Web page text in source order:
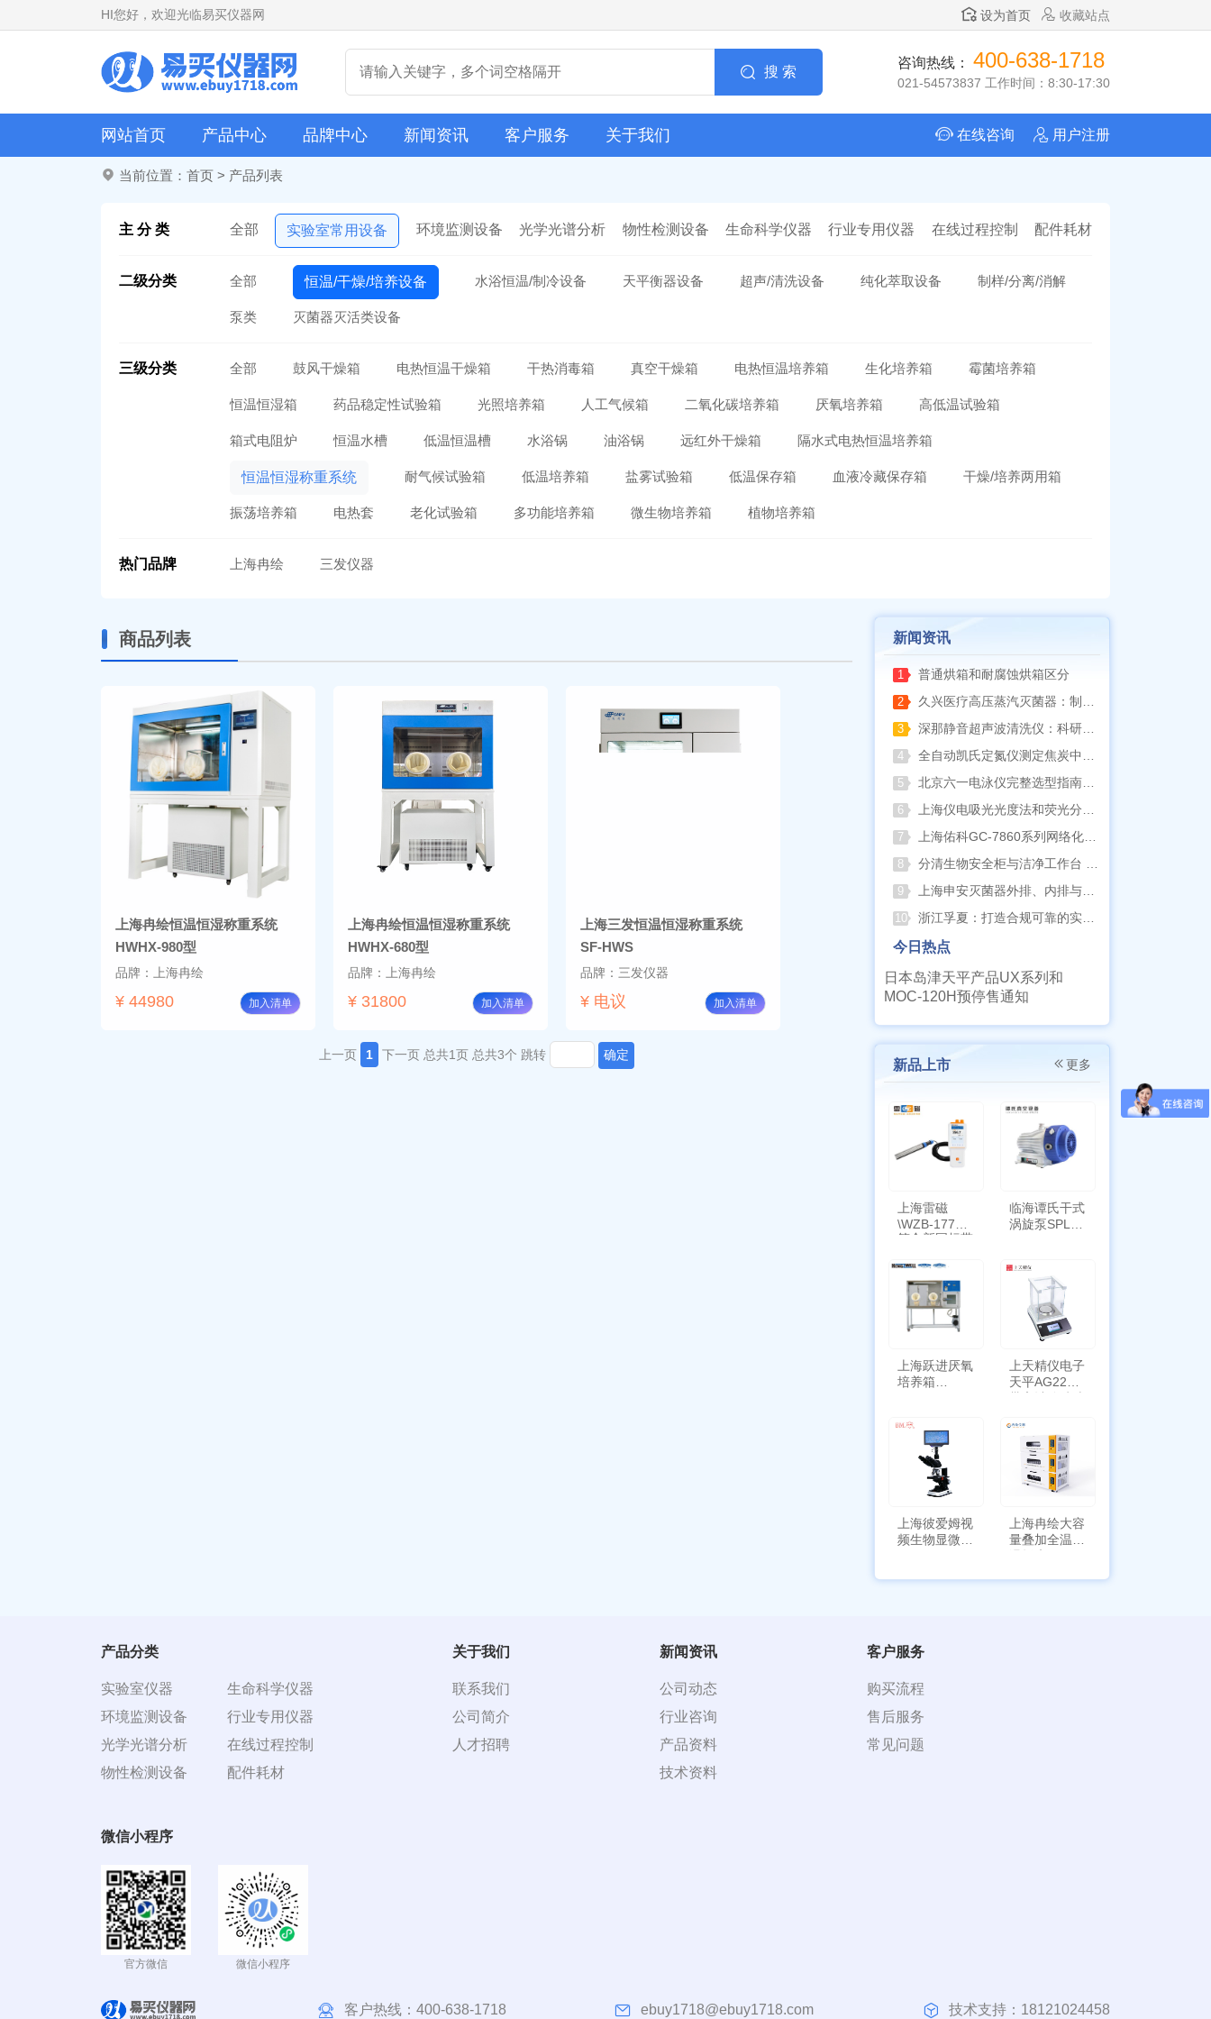
HI您好，欢迎光临易买仪器网 设为首页 收藏站点
搜 索
咨询热线： 400-638-1718
021-54573837 工作时间：8:30-17:30
网站首页 产品中心 品牌中心 新闻资讯 客户服务 关于我们 在线咨询 用户注册
当前位置： 首页 > 产品列表
主 分 类 全部 实验室常用设备 环境监测设备 光学光谱分析 物性检测设备 生命科学仪器 行业专用仪器 在线过程控制 配件耗材
二级分类 全部 恒温/干燥/培养设备 水浴恒温/制冷设备 天平衡器设备 超声/清洗设备 纯化萃取设备 制样/分离/消解
泵类 灭菌器灭活类设备
三级分类 全部 鼓风干燥箱 电热恒温干燥箱 干热消毒箱 真空干燥箱 电热恒温培养箱 生化培养箱 霉菌培养箱
恒温恒湿箱 药品稳定性试验箱 光照培养箱 人工气候箱 二氧化碳培养箱 厌氧培养箱 高低温试验箱
箱式电阻炉 恒温水槽 低温恒温槽 水浴锅 油浴锅 远红外干燥箱 隔水式电热恒温培养箱
恒温恒湿称重系统 耐气候试验箱 低温培养箱 盐雾试验箱 低温保存箱 血液冷藏保存箱 干燥/培养两用箱
振荡培养箱 电热套 老化试验箱 多功能培养箱 微生物培养箱 植物培养箱
热门品牌 上海冉绘 三发仪器
商品列表
上海冉绘恒温恒湿称重系统
HWHX-980型
品牌：上海冉绘
¥ 44980 加入清单
上海冉绘恒温恒湿称重系统
HWHX-680型
品牌：上海冉绘
¥ 31800 加入清单
上海三发恒温恒湿称重系统
SF-HWS
品牌：三发仪器
¥ 电议 加入清单
上一页 1 下一页 总共1页 总共3个 跳转 确定
新闻资讯
1 普通烘箱和耐腐蚀烘箱区分
2 久兴医疗高压蒸汽灭菌器：制药科研灭菌的可靠之选
3 深那静音超声波清洗仪：科研洁净新标准，安静高效更安心
4 全自动凯氏定氮仪测定焦炭中氮 上海纤检助力焦化行业精准检测
5 北京六一电泳仪完整选型指南（分电泳槽 + 电源两大模块，按实验场景直接匹配）
6 上海仪电吸光光度法和荧光分析法的异同
7 上海佑科GC-7860系列网络化气相色谱仪
8 分清生物安全柜与洁净工作台 苏州安泰科普两类设备差异
9 上海申安灭菌器外排、内排与干燥功能全解析
10 浙江孚夏：打造合规可靠的实验室洁净装备
今日热点
日本岛津天平产品UX系列和
MOC-120H预停售通知
新品上市 更多
上海雷磁
\WZB-177Y
符合新国标带
临海谭氏干式
涡旋泵SPL-
上海跃进厌氧
培养箱
上天精仪电子
天平AG2255
上海彼爱姆视
频生物显微镜
上海冉绘大容
量叠加全温恒
产品分类
实验室仪器
环境监测设备
光学光谱分析
物性检测设备
生命科学仪器
行业专用仪器
在线过程控制
配件耗材
关于我们
联系我们
公司简介
人才招聘
新闻资讯
公司动态
行业咨询
产品资料
技术资料
客户服务
购买流程
售后服务
常见问题
微信小程序
官方微信 微信小程序
客户热线： 400-638-1718 ebuy1718@ebuy1718.com 技术支持：18121024458